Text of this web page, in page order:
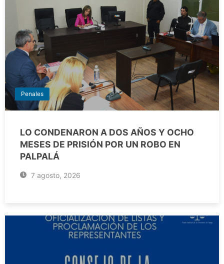
Penales
LO CONDENARON A DOS AÑOS Y OCHO
MESES DE PRISIÓN POR UN ROBO EN
PALPALÁ
7 agosto, 2026